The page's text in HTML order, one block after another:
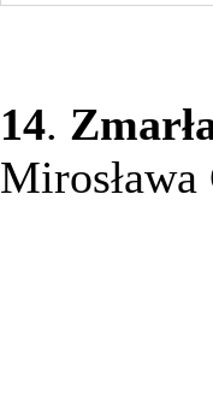
14.